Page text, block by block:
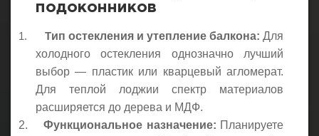
подоконников
1. Тип остекления и утепление балкона: Для
холодного остекления однозначно лучший
выбор — пластик или кварцевый агломерат.
Для теплой лоджии спектр материалов
расширяется до дерева и МДФ.
2. Функциональное назначение: Планируете